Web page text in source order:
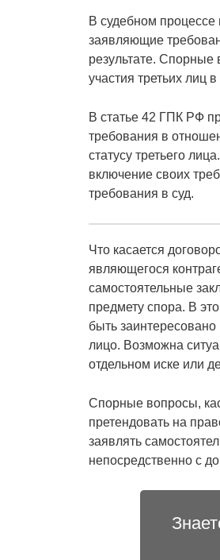
В судебном процессе
заявляющие
результате. Спорные
участия третьих лиц
В статье 42 ГПК РФ
требования в
статусу третьего
включение своих
требования в суд.
Что касается
являющегося
самостоятельные
предмету спора. В
быть заинтересовано
лицо. Возможна
отдельном иске или
Спорные вопросы,
претендовать на
заявлять
непосредственно с